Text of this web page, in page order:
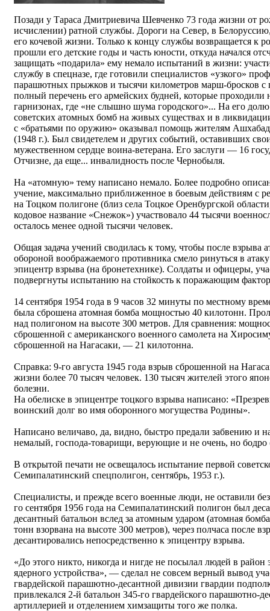
Позади у Тараса Дмитриевича Шевченко 73 года жизни от
исчислении) ратной службы. Дороги на Север, в
его кочевой жизни. Только к концу службы возвращается к
прошли его детские годы и часть юности, откуда начался
защищать «подарила» ему немало испытаний в жизни:
службу в спецназе, где готовили специалистов «узкого»
парашютных прыжков и тысячи километров марш-бросков с
полный перечень его армейских будней, которые
гарнизонах, где «не слышно шума городского»... На его
советских атомных бомб на живых существах и в
с «братьями по оружию» оказывал помощь жителям
(1948 г.). Был свидетелем и других событий, оставивших
мужественном сердце воина-ветерана. Его заслуги — 16
Отчизне, да еще... инвалидность после Чернобыля.
На «атомную» тему написано немало. Более подробно
учение, максимально приближенное в боевым действиям с
на Тоцком полигоне (близ села Тоцкое Оренбургской
кодовое название «Снежок») участвовало 44 тысячи
осталось менее одной тысячи человек.
Общая задача учений сводилась к тому, чтобы после
обороной воображаемого противника смело ринуться в
эпицентр взрыва (на бронетехнике). Солдаты и офицеры,
подвергнуты испытанию на стойкость к поражающим
14 сентября 1954 года в 9 часов 32 минуты по местному
была сброшена атомная бомба мощностью 40 килотонн.
над полигоном на высоте 300 метров. Для сравнения:
сброшенной с американского военного самолета на
сброшенной на Нагасаки, — 21 килотонна.
Справка: 9-го августа 1945 года взрыв сброшенной на
жизни более 70 тысяч человек. 130 тысяч жителей этого
болезни.
На обелиске в эпицентре тоцкого взрыва написано:
воинский долг во имя оборонного могущества Родины».
Написано величаво, да, видно, быстро предали забвению и
немалый, господа-товарищи, верующие и не очень, но
В открытой печати не освещалось испытание первой
Семипалатинский спецполигон, сентябрь, 1953 г.).
Специалисты, и прежде всего военные люди, не оставили
го сентября 1956 года на Семипалатинский полигон был
десантный батальон вслед за атомным ударом (атомная
тонн взорвана на высоте 300 метров), через полчаса после
десантировались непосредственно к эпицентру взрыва.
«До этого никто, никогда и нигде не посылал людей в район
ядерного устройства», — сделал не совсем верный вывод
гвардейской парашютно-десантной дивизии гвардии
привлекался 2-й батальон 345-го гвардейского парашютно-
артиллерией и отделением химзащиты того же полка.